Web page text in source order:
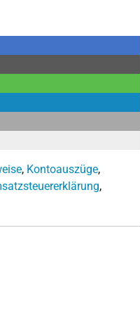
, Kontoauszüge,
,